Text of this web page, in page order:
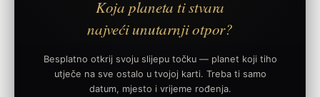
Koja planeta ti stvara
najveći unutarnji otpor?
Besplatno otkrij svoju slijepu točku — planet koji tiho
utječe na sve ostalo u tvojoj karti. Treba ti samo
datum, mjesto i vrijeme rođenja.